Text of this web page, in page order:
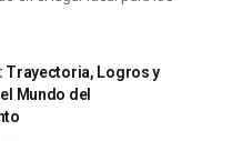
Trayectoria, Logros y
Mundo del